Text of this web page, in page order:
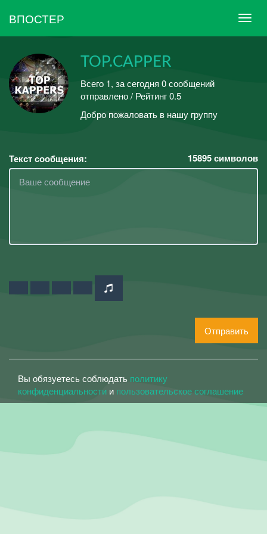
ВПОСТЕР
TOP.СAPPER
Всего 1, за сегодня 0 сообщений
отправлено / Рейтинг 0.5
Добро пожаловать в нашу группу
Текст сообщения: 15895символов
Отправить
Вы обязуетесь соблюдать политику
конфиденциальности и пользовательское соглашение